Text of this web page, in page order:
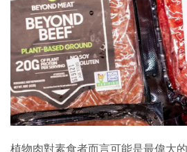
植物肉對素食者而言可能是最偉大